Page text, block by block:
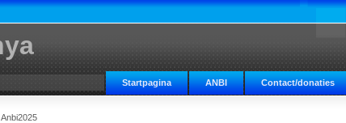
Startpagina ANBI Contact/donaties
Anbi2025